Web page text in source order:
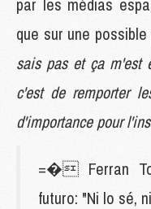
que sur une
sais pas et ça m'est
c'est de remporter
d'importance pour
=� Ferran
futuro: "Ni lo sé,